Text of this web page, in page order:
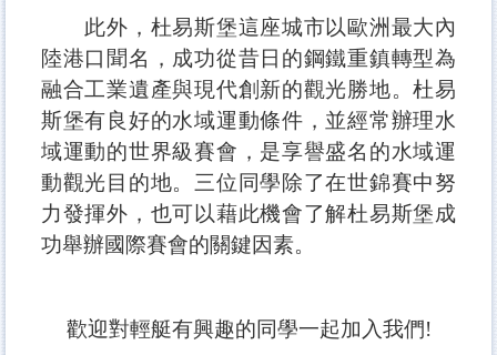
此外，杜易斯堡這座城市以歐洲最大內
陸港口聞名，成功從昔日的鋼鐵重鎮轉型為
融合工業遺產與現代創新的觀光勝地。杜易
斯堡有良好的水域運動條件，並經常辦理水
域運動的世界級賽會，是享譽盛名的水域運
動觀光目的地。三位同學除了在世錦賽中努
力發揮外，也可以藉此機會了解杜易斯堡成
功舉辦國際賽會的關鍵因素。
歡迎對輕艇有興趣的同學一起加入我們!